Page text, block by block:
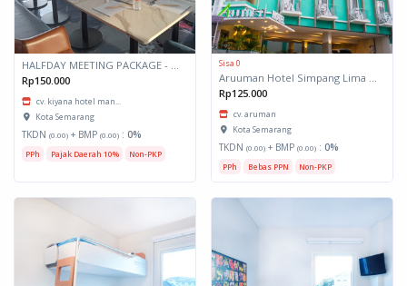
Rp150.000
cv. kiyana hotel man...
Kota Semarang
TKDN (0.00) + BMP (0.00) : 0%
PPh Pajak Daerah 10% Non-PKP
Sisa 0
Rp125.000
cv. aruman
Kota Semarang
TKDN (0.00) + BMP (0.00) : 0%
PPh Bebas PPN Non-PKP